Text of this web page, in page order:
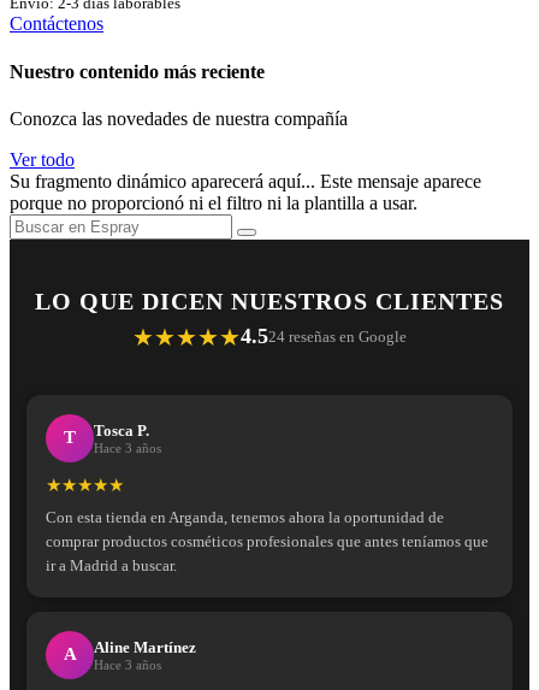
Contáctenos
Nuestro contenido más reciente
Conozca las novedades de nuestra compañía
Ver todo
Su fragmento dinámico aparecerá aquí... Este mensaje aparece
porque no proporcionó ni el filtro ni la plantilla a usar.
LO QUE DICEN NUESTROS CLIENTES
★★★★★4.524 reseñas en Google
T Tosca P.
Hace 3 años
★★★★★
Con esta tienda en Arganda, tenemos ahora la oportunidad de
comprar productos cosméticos profesionales que antes teníamos que
ir a Madrid a buscar.
A Aline Martínez
Hace 3 años